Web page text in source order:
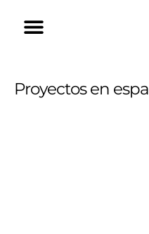
Proyectos en